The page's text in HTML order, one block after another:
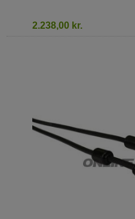
2.238,00 kr.